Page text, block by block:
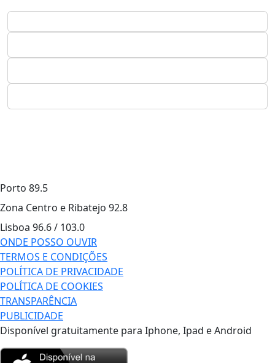
Porto 89.5
Zona Centro e Ribatejo 92.8
Lisboa 96.6 / 103.0
ONDE POSSO OUVIR
TERMOS E CONDIÇÕES
POLÍTICA DE PRIVACIDADE
POLÍTICA DE COOKIES
TRANSPARÊNCIA
PUBLICIDADE
Disponível gratuitamente para Iphone, Ipad e Android